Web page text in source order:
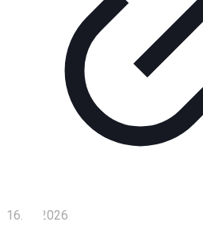
Блокчейн
О
нас
Помощь
проекту
16.06.2026